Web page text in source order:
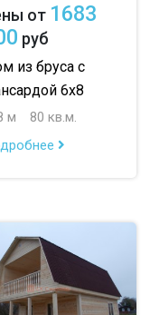
от 1683
руб
из бруса с
6х8
м
80 кв.м.